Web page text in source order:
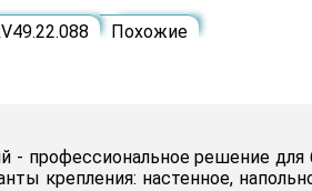
Похожие
решение для
крепления: настенное,